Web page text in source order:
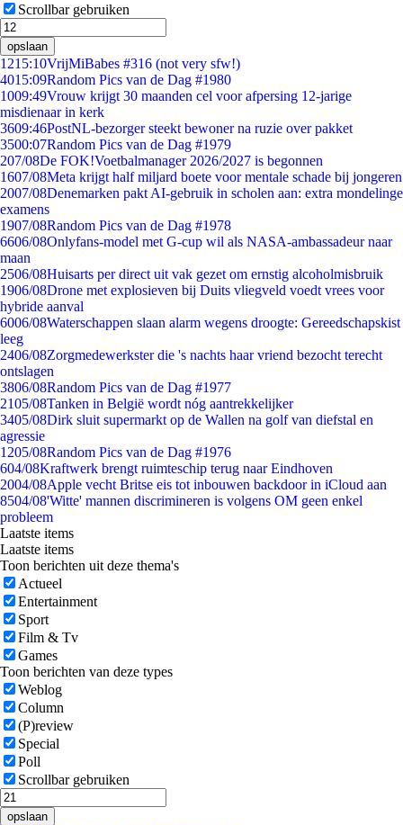
Scrollbar gebruiken
opslaan
1215:10VrijMiBabes #316 (not very sfw!)
4015:09Random Pics van de Dag #1980
1009:49Vrouw krijgt 30 maanden cel voor afpersing 12-jarige
misdienaar in kerk
3609:46PostNL-bezorger steekt bewoner na ruzie over pakket
3500:07Random Pics van de Dag #1979
207/08De FOK!Voetbalmanager 2026/2027 is begonnen
1607/08Meta krijgt half miljard boete voor mentale schade bij jongeren
2007/08Denemarken pakt AI-gebruik in scholen aan: extra mondelinge
examens
1907/08Random Pics van de Dag #1978
6606/08Onlyfans-model met G-cup wil als NASA-ambassadeur naar
maan
2506/08Huisarts per direct uit vak gezet om ernstig alcoholmisbruik
1906/08Drone met explosieven bij Duits vliegveld voedt vrees voor
hybride aanval
6006/08Waterschappen slaan alarm wegens droogte: Gereedschapskist
leeg
2406/08Zorgmedewerkster die 's nachts haar vriend bezocht terecht
ontslagen
3806/08Random Pics van de Dag #1977
2105/08Tanken in België wordt nóg aantrekkelijker
3405/08Dirk sluit supermarkt op de Wallen na golf van diefstal en
agressie
1205/08Random Pics van de Dag #1976
604/08Kraftwerk brengt ruimteschip terug naar Eindhoven
2004/08Apple vecht Britse eis tot inbouwen backdoor in iCloud aan
8504/08'Witte' mannen discrimineren is volgens OM geen enkel
probleem
Laatste items
Laatste items
Toon berichten uit deze thema's
Actueel
Entertainment
Sport
Film & Tv
Games
Toon berichten van deze types
Weblog
Column
(P)review
Special
Poll
Scrollbar gebruiken
opslaan